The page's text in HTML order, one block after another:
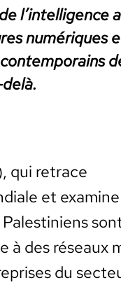
numériques
con­tem­po­rains
qui retrace
et
à des réseaux
du